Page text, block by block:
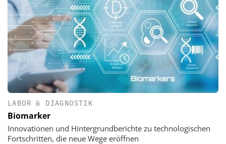
LABOR & DIAGNOSTIK
Biomarker
Innovationen und Hintergrundberichte zu technologischen
Fortschritten, die neue Wege eröffnen